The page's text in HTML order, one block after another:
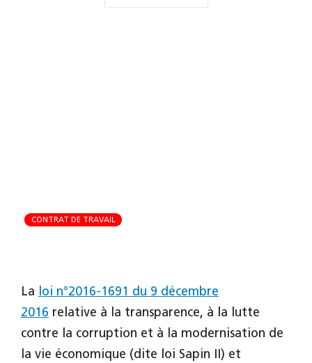
CONTRAT DE TRAVAIL
La loi n°2016-1691 du 9 décembre
2016 relative à la transparence, à la lutte
contre la corruption et à la modernisation de
la vie économique (dite loi Sapin II) et